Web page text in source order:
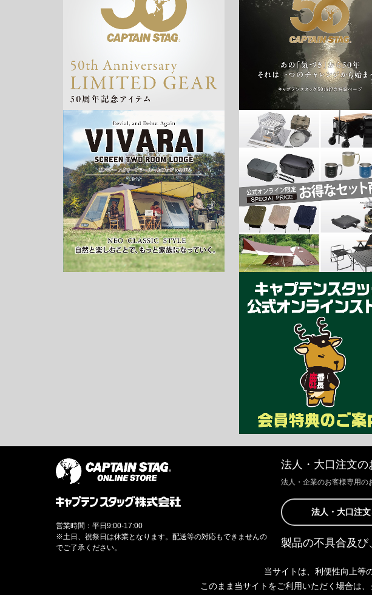
法人・大口注文の
法人・企業のお客様専用の
法人・大口注
製品の不具合及
きましては、Webサイトに
以下よりご連絡ください。
営業時間：平日9:00-17:00
※土日、祝祭日は休業となります。配送等の対応もできませんの
でご了承ください。
当サイトは、利便性向上等
このまま当サイトをご利用いただく場合は